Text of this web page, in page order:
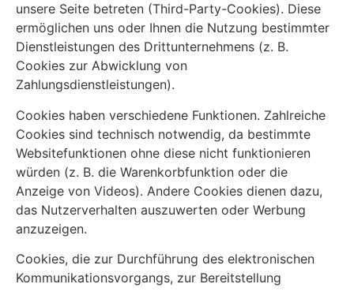
unsere Seite betreten (Third-Party-Cookies). Diese
ermöglichen uns oder Ihnen die Nutzung bestimmter
Dienstleistungen des Drittunternehmens (z. B.
Cookies zur Abwicklung von
Zahlungsdienstleistungen).
Cookies haben verschiedene Funktionen. Zahlreiche
Cookies sind technisch notwendig, da bestimmte
Websitefunktionen ohne diese nicht funktionieren
würden (z. B. die Warenkorbfunktion oder die
Anzeige von Videos). Andere Cookies dienen dazu,
das Nutzerverhalten auszuwerten oder Werbung
anzuzeigen.
Cookies, die zur Durchführung des elektronischen
Kommunikationsvorgangs, zur Bereitstellung